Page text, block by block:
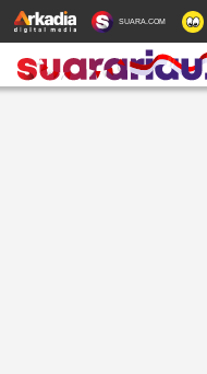
SUARA.COM